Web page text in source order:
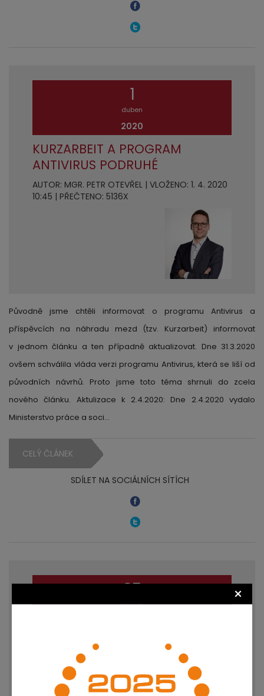
×
1
duben
2020
KURZARBEIT A PROGRAM
ANTIVIRUS PODRUHÉ
AUTOR: MGR. PETR OTEVŘEL | VLOŽENO: 1. 4. 2020
10:45 | PŘEČTENO: 5136X
Původně jsme chtěli informovat o programu Antivirus a
příspěvcích na náhradu mezd (tzv. Kurzarbeit) informovat
v jednom článku a ten případně aktualizovat. Dne 31.3.2020
ovšem schválila vláda verzi programu Antivirus, která se liší od
původních návrhů. Proto jsme toto téma shrnuli do zcela
nového článku. Aktulizace k 2.4.2020: Dne 2.4.2020 vydalo
Ministerstvo práce a soci…
CELÝ ČLÁNEK
SDÍLET NA SOCIÁLNÍCH SÍTÍCH
25
březen
KURZARBEIT A NOVÝ PROGRAM
ANTIVIRUS
AUTOR: MGR. PETR OTEVŘEL | VLOŽENO: 25. 3.
2020 21:55 | PŘEČTENO: 4577X